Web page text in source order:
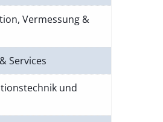
Vermessung &
Services
und